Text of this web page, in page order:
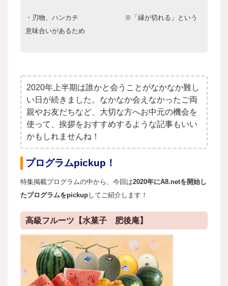
・刃物、ハンカチ ※「縁が切れる」という
意味合いがあるため
2020年上半期は誰かと会うことがなかなか難し
い日が続きました。なかなか会えなかったご両
親やお友だちなど、大切な方へお中元の機会を
使って、挨拶をおすすめするような記事もいい
かもしれませんね！
プログラムpickup！
特集掲載プログラムの中から、今回は2020年にA8.netを開始し
たプログラムをpickupしてご紹介します！
高級フルーツ【水菓子 肥後庵】